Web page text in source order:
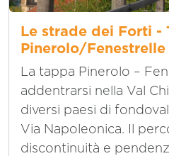
Le strade dei Forti -
Pinerolo/Fenestrelle
La tappa Pinerolo –
addentrarsi nella Val
diversi paesi di
Via Napoleonica. Il
discontinuità e